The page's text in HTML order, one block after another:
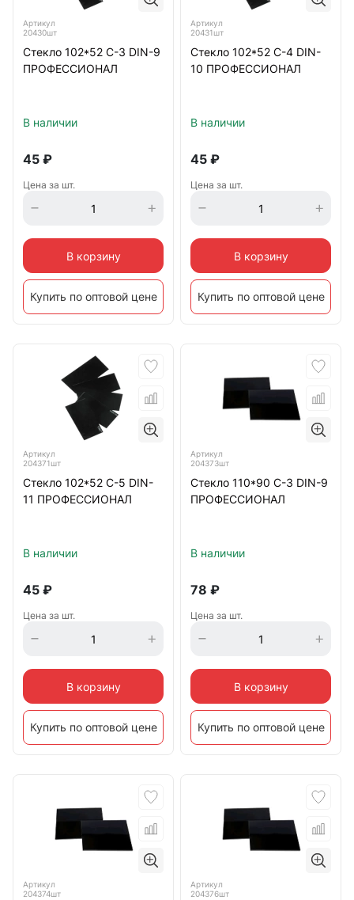
Артикул
20430шт
Стекло 102*52 С-3 DIN-9
ПРОФЕССИОНАЛ
В наличии
45 ₽
Цена за шт.
В корзину
Купить по оптовой цене
Артикул
20431шт
Стекло 102*52 С-4 DIN-
10 ПРОФЕССИОНАЛ
В наличии
45 ₽
Цена за шт.
В корзину
Купить по оптовой цене
Артикул
204371шт
Стекло 102*52 С-5 DIN-
11 ПРОФЕССИОНАЛ
В наличии
45 ₽
Цена за шт.
В корзину
Купить по оптовой цене
Артикул
204373шт
Стекло 110*90 С-3 DIN-9
ПРОФЕССИОНАЛ
В наличии
78 ₽
Цена за шт.
В корзину
Купить по оптовой цене
Артикул
204374шт
Артикул
204376шт